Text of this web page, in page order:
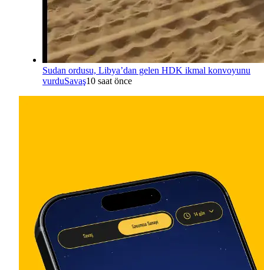
Sudan ordusu, Libya’dan gelen HDK ikmal konvoyunu
vurduSavaş10 saat önce